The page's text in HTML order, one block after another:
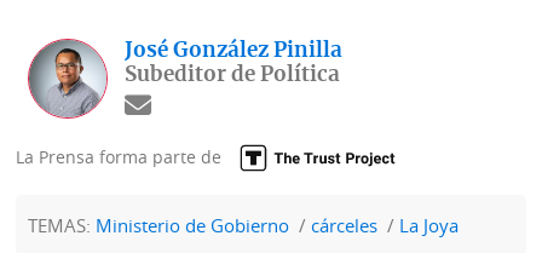
José González Pinilla
Subeditor de Política
La Prensa forma parte de
TEMAS: Ministerio de Gobierno cárceles La Joya